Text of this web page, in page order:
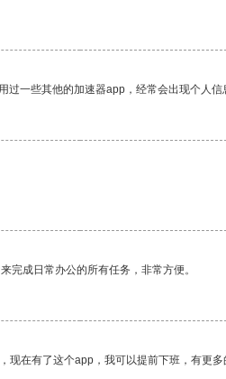
一些其他的加速器app，经常会出现个人信
完成日常办公的所有任务，非常方便。
在有了这个app，我可以提前下班，有更多